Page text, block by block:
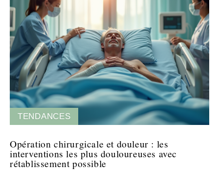
TENDANCES
Opération chirurgicale et douleur : les
interventions les plus douloureuses avec
rétablissement possible